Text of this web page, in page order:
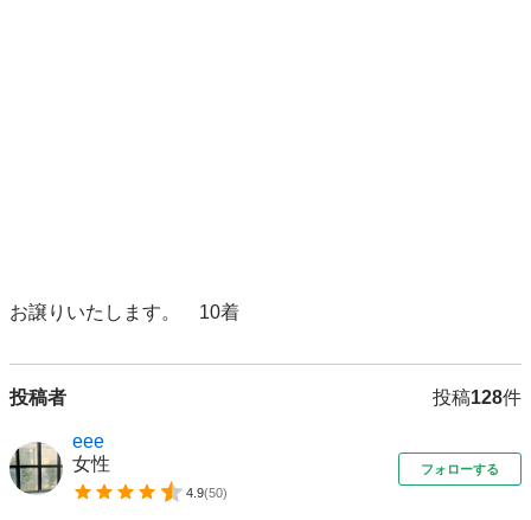
お譲りいたします。　10着
投稿者 投稿128件
eee
女性
4.9(50)
フォローする